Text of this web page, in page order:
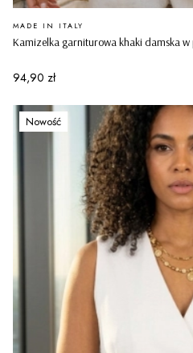
Kamizelka garniturowa khaki damska
PRODUCENT
MADE IN ITALY
Cena
94,90 zł
Nowość